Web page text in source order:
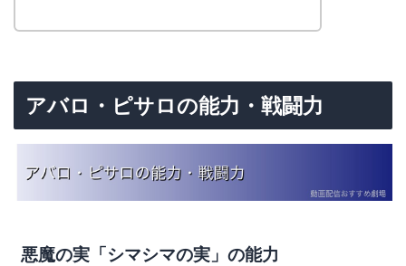
アバロ・ピサロの能力・戦闘力
悪魔の実「シマシマの実」の能力